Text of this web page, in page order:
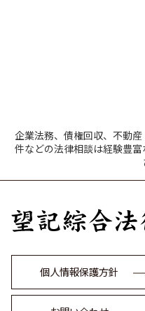
企業法務、債権回収、不動
件などの法律相談は経験豊
個人情報保護方針